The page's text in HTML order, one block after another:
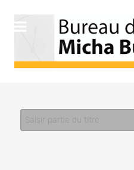
Saisir partie du titre